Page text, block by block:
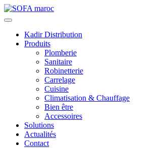
Kadir Distribution
Produits
Plomberie
Sanitaire
Robinetterie
Carrelage
Cuisine
Climatisation & Chauffage
Bien être
Accessoires
Solutions
Actualités
Contact